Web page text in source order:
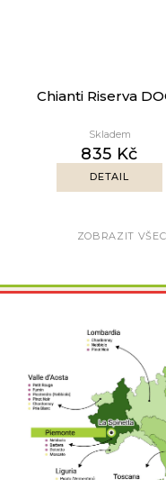
Chianti Riserva
Skladem
835 Kč
DETAIL
ZOBRAZIT